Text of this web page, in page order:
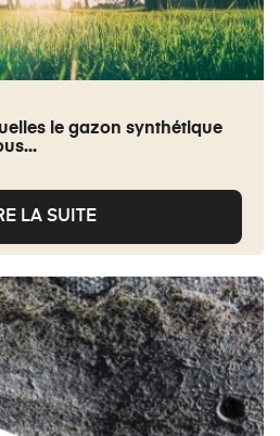
le gazon synthétique
LA SUITE